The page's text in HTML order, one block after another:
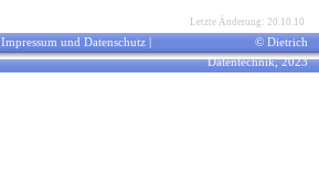
Letzte Änderung: 20.10.10
Impressum und Datenschutz
© Dietrich
Datentechnik, 2023